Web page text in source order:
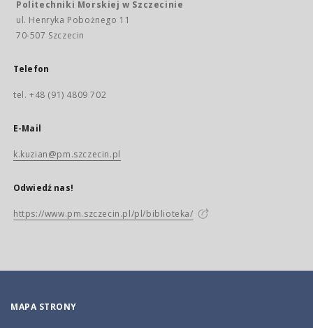
Politechniki Morskiej w Szczecinie
ul. Henryka Pobożnego 11
70-507 Szczecin
Telefon
tel. +48 (91) 4809 702
E-Mail
k.kuzian@pm.szczecin.pl
Odwiedź nas!
https://www.pm.szczecin.pl/pl/biblioteka/
MAPA STRONY